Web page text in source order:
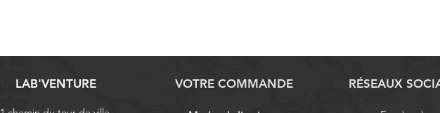
LAB'VENTURE VOTRE COMMANDE RÉSEAUX